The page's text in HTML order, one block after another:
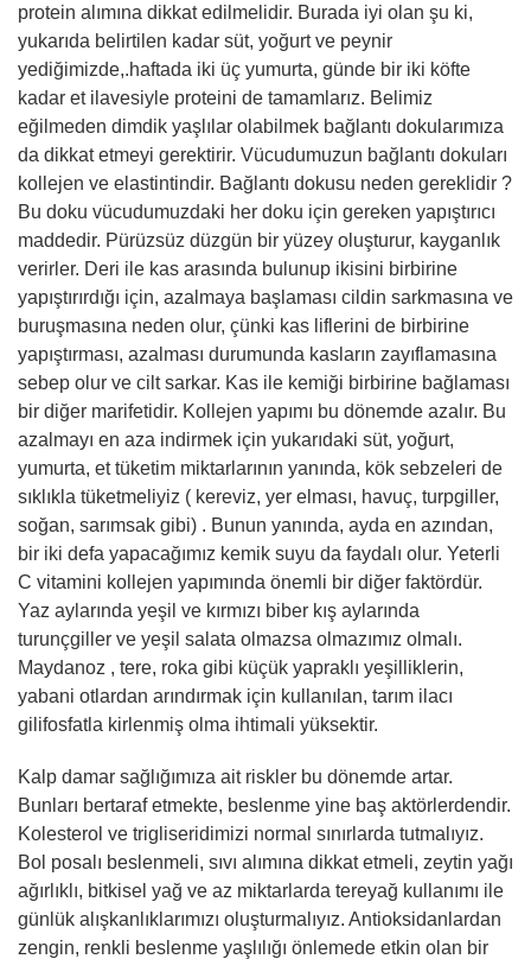
protein alımına dikkat edilmelidir. Burada iyi olan şu ki,
yukarıda belirtilen kadar süt, yoğurt ve peynir
yediğimizde,.haftada iki üç yumurta, günde bir iki köfte
kadar et ilavesiyle proteini de tamamlarız. Belimiz
eğilmeden dimdik yaşlılar olabilmek bağlantı dokularımıza
da dikkat etmeyi gerektirir. Vücudumuzun bağlantı dokuları
kollejen ve elastintindir. Bağlantı dokusu neden gereklidir ?
Bu doku vücudumuzdaki her doku için gereken yapıştırıcı
maddedir. Pürüzsüz düzgün bir yüzey oluşturur, kayganlık
verirler. Deri ile kas arasında bulunup ikisini birbirine
yapıştırırdığı için, azalmaya başlaması cildin sarkmasına ve
buruşmasına neden olur, çünki kas liflerini de birbirine
yapıştırması, azalması durumunda kasların zayıflamasına
sebep olur ve cilt sarkar. Kas ile kemiği birbirine bağlaması
bir diğer marifetidir. Kollejen yapımı bu dönemde azalır. Bu
azalmayı en aza indirmek için yukarıdaki süt, yoğurt,
yumurta, et tüketim miktarlarının yanında, kök sebzeleri de
sıklıkla tüketmeliyiz ( kereviz, yer elması, havuç, turpgiller,
soğan, sarımsak gibi) . Bunun yanında, ayda en azından,
bir iki defa yapacağımız kemik suyu da faydalı olur. Yeterli
C vitamini kollejen yapımında önemli bir diğer faktördür.
Yaz aylarında yeşil ve kırmızı biber kış aylarında
turunçgiller ve yeşil salata olmazsa olmazımız olmalı.
Maydanoz , tere, roka gibi küçük yapraklı yeşilliklerin,
yabani otlardan arındırmak için kullanılan, tarım ilacı
gilifosfatla kirlenmiş olma ihtimali yüksektir.
Kalp damar sağlığımıza ait riskler bu dönemde artar.
Bunları bertaraf etmekte, beslenme yine baş aktörlerdendir.
Kolesterol ve trigliseridimizi normal sınırlarda tutmalıyız.
Bol posalı beslenmeli, sıvı alımına dikkat etmeli, zeytin yağı
ağırlıklı, bitkisel yağ ve az miktarlarda tereyağ kullanımı ile
günlük alışkanlıklarımızı oluşturmalıyız. Antioksidanlardan
zengin, renkli beslenme yaşlılığı önlemede etkin olan bir